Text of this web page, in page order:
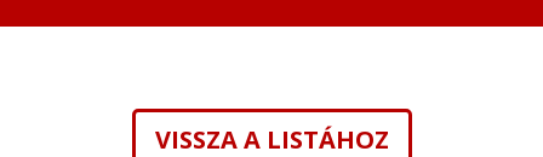
VISSZA A LISTÁHOZ